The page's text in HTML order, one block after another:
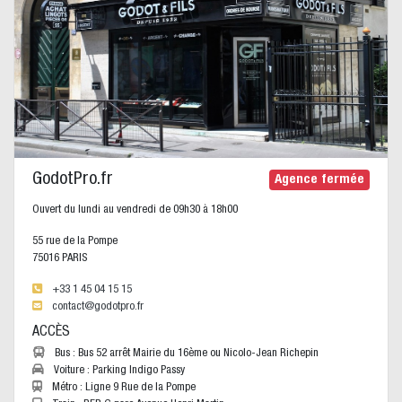
GodotPro.fr Agence fermée
Ouvert du lundi au vendredi de 09h30 à 18h00
55 rue de la Pompe
75016 PARIS
+33 1 45 04 15 15
contact@godotpro.fr
ACCÈS
Bus : Bus 52 arrêt Mairie du 16ème ou Nicolo-Jean Richepin
Voiture : Parking Indigo Passy
Métro : Ligne 9 Rue de la Pompe